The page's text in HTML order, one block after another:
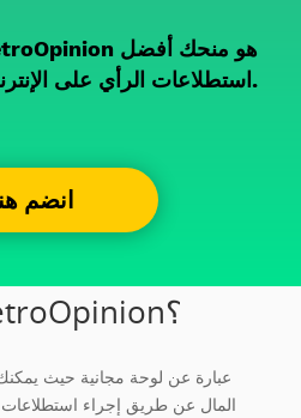
استطلاعات الرأي على الإنترنت.
انضم
ما هو MetroOpinion؟
المال عن طريق إجراء استطلاعات